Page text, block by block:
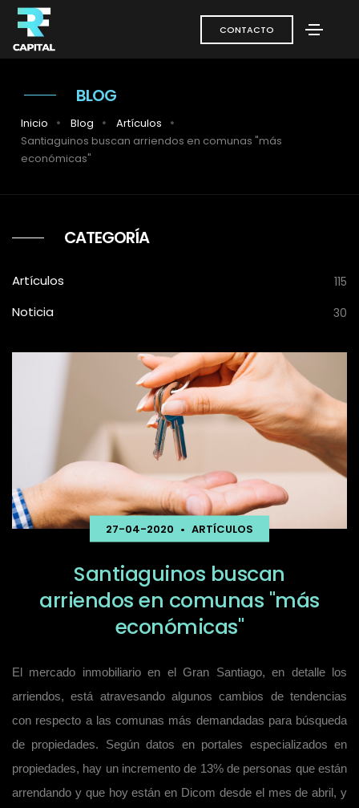
CONTACTO
BLOG
Inicio Blog
Artículos
Santiaguinos buscan arriendos en comunas "más
económicas"
27-04-2020 • ARTÍCULOS
Santiaguinos buscan
arriendos en comunas "más
económicas"
El mercado inmobiliario en el Gran Santiago, en detalle los
arriendos, está atravesando algunos cambios de tendencias
con respecto a las comunas más demandadas para búsqueda
de propiedades. Según datos en portales especializados en
propiedades, hay un incremento de 13% de personas que están
arrendando y que hoy están en Dicom desde el mes de abril, y
CATEGORÍA
Artículos 115
Noticia 30